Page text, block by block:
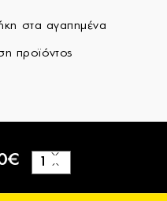
στα αγαπημένα
προϊόντος
−
+